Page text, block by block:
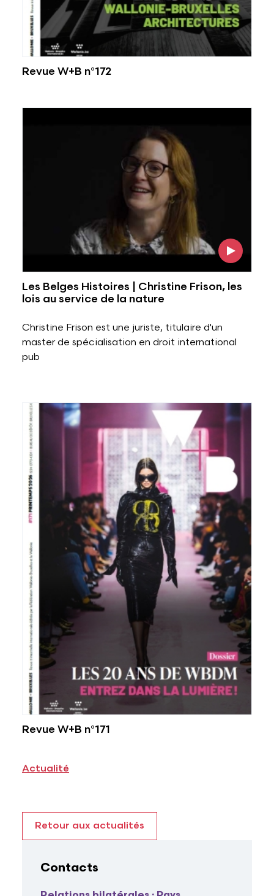
Revue W+B n°172
Les Belges Histoires | Christine Frison, les
lois au service de la nature
Christine Frison est une juriste, titulaire d'un
master de spécialisation en droit international
pub
Voir plus
Revue W+B n°171
Actualité
Retour aux actualités
Contacts